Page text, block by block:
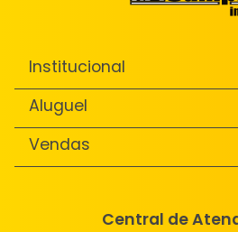
Institucional
Aluguel
Vendas
Central de